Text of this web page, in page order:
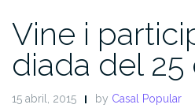
Vine i
diada del 25
15 abril, 2015 by Casal Popular